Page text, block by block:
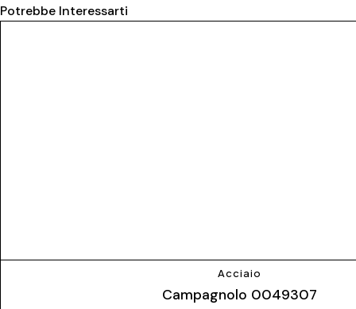
Potrebbe Interessarti
Acciaio
Campagnolo 0049307